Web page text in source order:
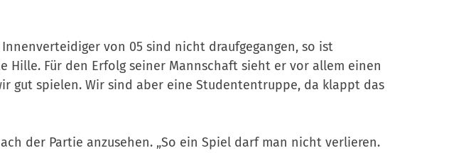
von 05 sind nicht draufgegangen, so ist
Hille. Für den Erfolg seiner Mannschaft sieht er vor allem einen
gut spielen. Wir sind aber eine Studententruppe, da klappt das
der Partie anzusehen. „So ein Spiel darf man nicht verlieren.